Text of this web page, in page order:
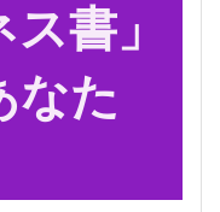
書」
なた